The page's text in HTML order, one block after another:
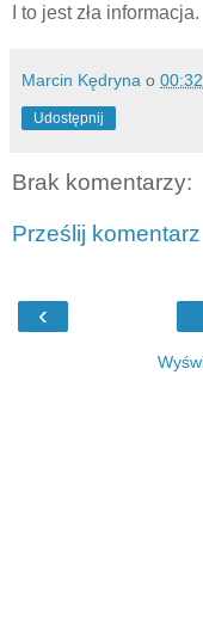
I to jest zła informacja.
Marcin Kędryna o 00:32
Udostępnij
Brak komentarzy:
Prześlij komentarz
‹